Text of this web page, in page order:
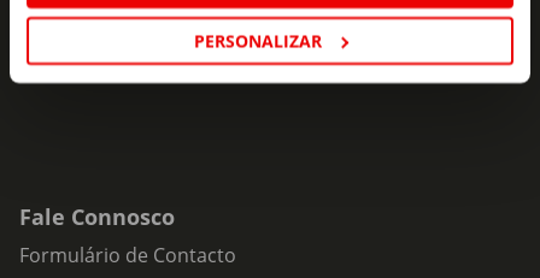
PERSONALIZAR
mail
Subscrever
Fale Connosco
Formulário de Contacto